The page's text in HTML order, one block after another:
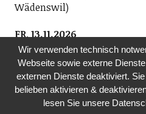
Wädenswil)
FR, 13.11.2026
LETʼS DANCE 45
Verein Letʼs Dance 45 und
Wir spielen für Alt und Jung
Original-Vinyl-Single 1960ʻs
zum Tanzen ein! Eintritt
Wir verwenden technisch
Webseite sowie externe
externen Dienste deaktiviert.
belieben aktivieren &
lesen Sie unsere